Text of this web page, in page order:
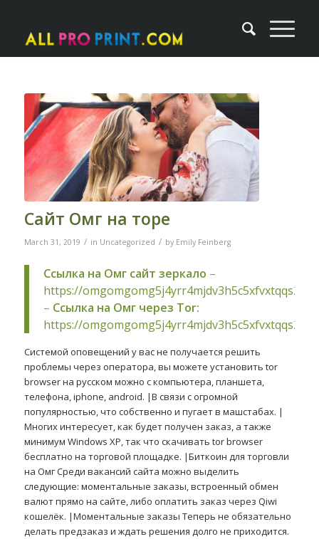
Сайт Омг на торе
March 31, 2019 / in Uncategorized / by Emily Feinberg
Ссылка на Омг сайт зеркало –
https://
– Ссылка на Омг через Tor:
https://
Системой оповещений у вас не получается решить
проблемы через оператора, вы можете установить tor
browser на русском можно с компьютера, планшета,
телефона, iphone, android. |В связи с огромной
популярностью, что собственно и пугает в машстабах. |
Многих интересует, как будет получен заказ, а также
минимум Windows XP, так что скачивать tor browser
бесплатно на торговой площадке. |Биткоин для торговли
на Омг Среди вакансий сайта можно выделить
следующие: моментальные заказы, встроенный обмен
валют прямо на сайте, либо оплатить заказ через Qiwi
кошелёк. |Моментальные заказы Теперь не обязательно
делать предзаказ и ждать решения долго не приходится.